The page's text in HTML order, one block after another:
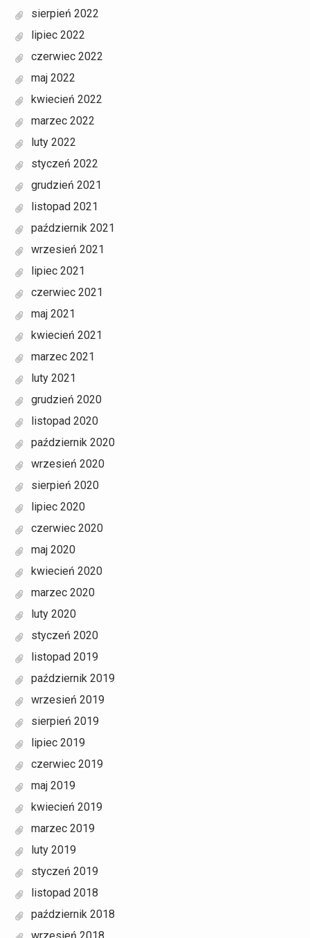
sierpień 2022
lipiec 2022
czerwiec 2022
maj 2022
kwiecień 2022
marzec 2022
luty 2022
styczeń 2022
grudzień 2021
listopad 2021
październik 2021
wrzesień 2021
lipiec 2021
czerwiec 2021
maj 2021
kwiecień 2021
marzec 2021
luty 2021
grudzień 2020
listopad 2020
październik 2020
wrzesień 2020
sierpień 2020
lipiec 2020
czerwiec 2020
maj 2020
kwiecień 2020
marzec 2020
luty 2020
styczeń 2020
listopad 2019
październik 2019
wrzesień 2019
sierpień 2019
lipiec 2019
czerwiec 2019
maj 2019
kwiecień 2019
marzec 2019
luty 2019
styczeń 2019
listopad 2018
październik 2018